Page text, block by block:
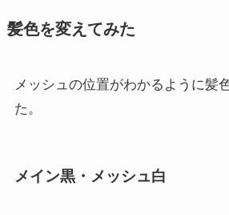
髪色を変えてみた
メッシュの位置がわかるように髪
た。
メイン黒・メッシュ白